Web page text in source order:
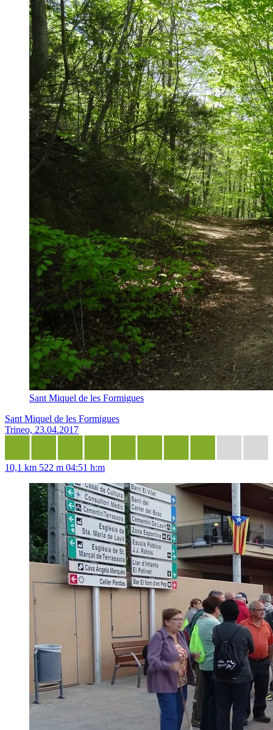
Sant Miquel de les Formigues
Sant Miquel de les Formigues
Trineo, 23.04.2017
10,1 km 522 m 04:51 h:m